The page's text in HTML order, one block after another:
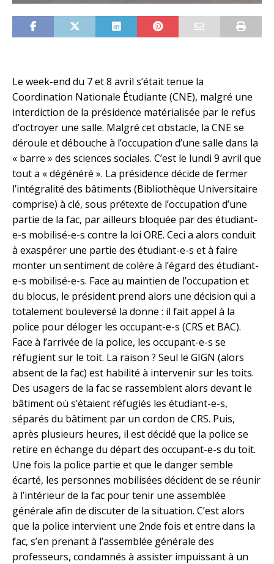
Le week-end du 7 et 8 avril s’était tenue la
Coordination Nationale Étudiante (CNE), malgré une
interdiction de la présidence matérialisée par le refus
d’octroyer une salle. Malgré cet obstacle, la CNE se
déroule et débouche à l’occupation d’une salle dans la
« barre » des sciences sociales. C’est le lundi 9 avril que
tout a « dégénéré ». La présidence décide de fermer
l’intégralité des bâtiments (Bibliothèque Universitaire
comprise) à clé, sous prétexte de l’occupation d’une
partie de la fac, par ailleurs bloquée par des étudiant-
e-s mobilisé-e-s contre la loi ORE. Ceci a alors conduit
à exaspérer une partie des étudiant-e-s et à faire
monter un sentiment de colère à l’égard des étudiant-
e-s mobilisé-e-s. Face au maintien de l’occupation et
du blocus, le président prend alors une décision qui a
totalement bouleversé la donne : il fait appel à la
police pour déloger les occupant-e-s (CRS et BAC).
Face à l’arrivée de la police, les occupant-e-s se
réfugient sur le toit. La raison ? Seul le GIGN (alors
absent de la fac) est habilité à intervenir sur les toits.
Des usagers de la fac se rassemblent alors devant le
bâtiment où s’étaient réfugiés les étudiant-e-s,
séparés du bâtiment par un cordon de CRS. Puis,
après plusieurs heures, il est décidé que la police se
retire en échange du départ des occupant-e-s du toit.
Une fois la police partie et que le danger semble
écarté, les personnes mobilisées décident de se réunir
à l’intérieur de la fac pour tenir une assemblée
générale afin de discuter de la situation. C’est alors
que la police intervient une 2nde fois et entre dans la
fac, s’en prenant à l’assemblée générale des
professeurs, condamnés à assister impuissant à un